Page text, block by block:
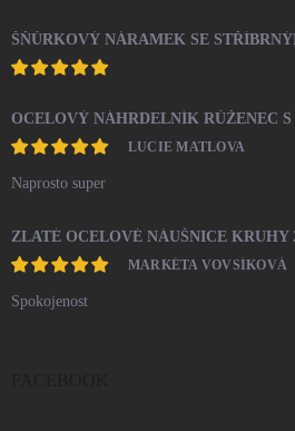
LUCIE MATLOVA
Naprosto super
ZLATÉ OCELOVÉ NÁUŠNICE
MARKÉTA VOVSÍKOVÁ
Spokojenost